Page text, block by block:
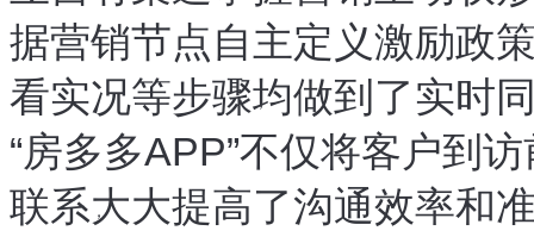
据营销节点自主定义激励政
看实况等步骤 ，
均做到了实时
“房多多APP”不仅将客户到
联系大大提高了沟通效率和